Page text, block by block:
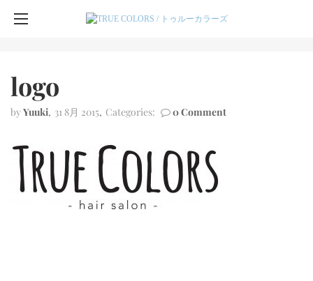
logo
byYuuki 31 8月 2015 Categories: 0 Comment